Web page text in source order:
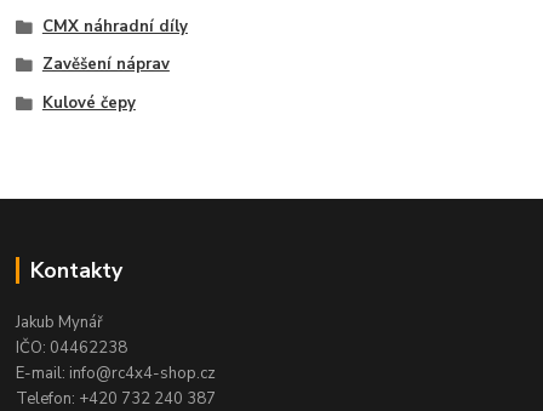
CMX náhradní díly
Zavěšení náprav
Kulové čepy
Kontakty
Jakub Mynář
IČO: 04462238
E-mail: info@rc4x4-shop.cz
Telefon: +420 732 240 387